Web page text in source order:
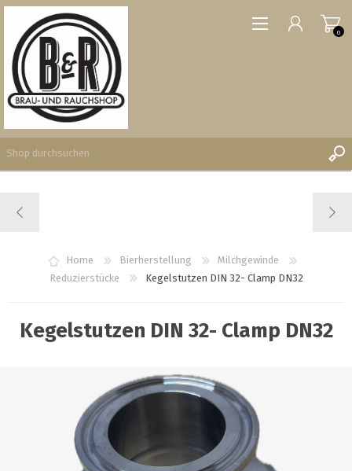
WUNSCHLISTE
0
Home Bierherstellung
Milchgewinde
Reduzierstücke
Kegelstutzen DIN 32- Clamp DN32
Kegelstutzen DIN 32- Clamp DN32